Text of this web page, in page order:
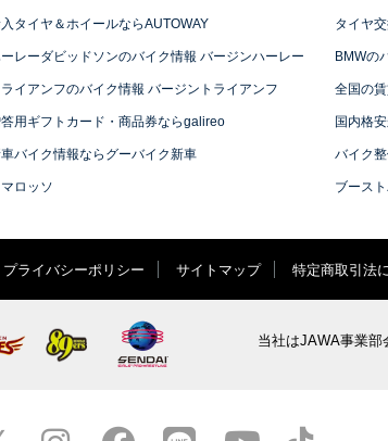
タイヤ＆ホイールならAUTOWAY タイヤ
レーダビッドソンのバイク情報 バージンハーレー BMWの
ライアンフのバイク情報 バージントライアンフ 全国の
用ギフトカード・商品券ならgalireo 国内格
バイク情報ならグーバイク新車 バイク
マロッソ ブース
プライバシーポリシー サイトマップ 特定商取引法
当社はJAWA事業部